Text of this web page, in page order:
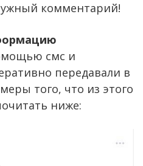
комментарий!
смс и
передавали в
того, что из этого
ниже: